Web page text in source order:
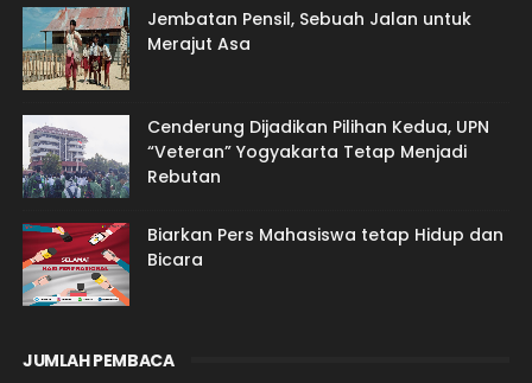
Jembatan Pensil, Sebuah Jalan untuk
Merajut Asa
Cenderung Dijadikan Pilihan Kedua, UPN
“Veteran” Yogyakarta Tetap Menjadi
Rebutan
Biarkan Pers Mahasiswa tetap Hidup dan
Bicara
JUMLAH PEMBACA